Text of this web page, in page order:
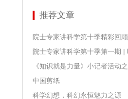
推荐文章
院士专家讲科学第十季精彩回顾
中国剪纸
科学幻想，科幻永恒魅力之源